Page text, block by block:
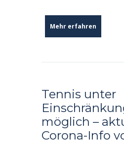
Mehr erfahren
Tennis unter
möglich –
Corona-Info